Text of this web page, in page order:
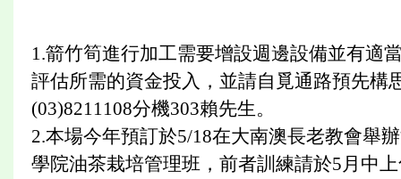
1.箭竹筍進行加工需要增設週邊設備並有適
評估所需的資金投入，並請自覓通路預先構
(03)8211108分機303賴先生。
2.本場今年預訂於5/18在大南澳長老教會舉
學院油茶栽培管理班，前者訓練請於5月中